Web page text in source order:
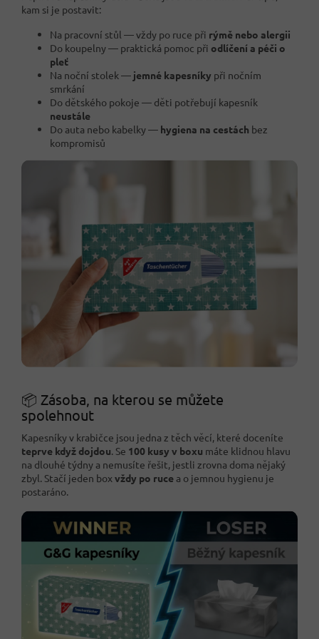
kam si je postavit:
Na pracovní stůl — vždy po ruce při rýmě nebo alergii
Do koupelny — praktická pomoc při odlíčení a péči o
pleť
Na noční stolek — jemné kapesníky při nočním
smrkání
Do dětského pokoje — děti potřebují kapesník
neustále
Do auta nebo kabelky — hygiena na cestách bez
kompromisů
📦 Zásoba, na kterou se můžete
spolehnout
Kapesníky v krabičce jsou jedna z těch věcí, které doceníte
teprve když dojdou. Se 100 kusy v boxu máte klidnou hlavu
na dlouhé týdny a nemusíte řešit, jestli zrovna doma nějaký
zbyl. Stačí jeden box vždy po ruce a o jemnou hygienu je
postaráno.